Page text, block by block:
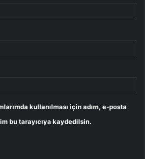
kullanılması için adım, e-posta
bu tarayıcıya kaydedilsin.